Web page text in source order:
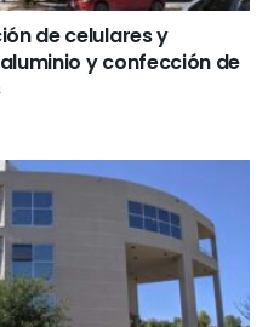
de celulares y
y confección de